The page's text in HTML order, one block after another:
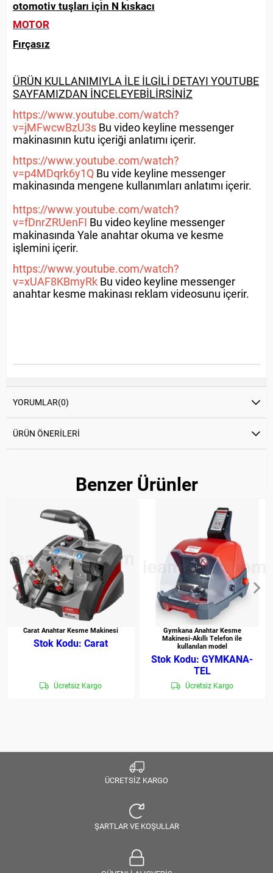
otomotiv tuşları için N kıskacı
MOTOR
Fırçasız
ÜRÜN KULLANIMIYLA İLE İLGİLİ DETAYI YOUTUBE
SAYFAMIZDAN İNCELEYEBİLİRSİNİZ
https://www.youtube.com/watch?
v=jMFwcwBzU3s Bu video keyline messenger
makinasının kutu içeriği anlatımı içerir.
https://www.youtube.com/watch?
v=p4MDqrk6y1Q Bu vide keyline messenger
makinasında mengene kullanımları anlatımı içerir.
https://www.youtube.com/watch?
v=fDnrZRUenFI Bu video keyline messenger
makinasında Yale anahtar okuma ve kesme
işlemini içerir.
https://www.youtube.com/watch?
v=xUAF8KBmyRk Bu video keyline messenger
anahtar kesme makinası reklam videosunu içerir.
YORUMLAR(0)
ÜRÜN ÖNERILERI
Benzer Ürünler
Carat Anahtar Kesme Makinesi
Carat
Ücretsiz Kargo
Gymkana Anahtar Kesme
Makinesi-Akıllı Telefon ile
kullanılan model
GYMKANA-
TEL
Ücretsiz Kargo
ÜCRETSİZ KARGO
ŞARTLAR VE KOŞULLAR